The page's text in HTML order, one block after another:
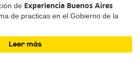
de Experiencia Buenos Aires
de practicas en el Gobierno de la
Leer más